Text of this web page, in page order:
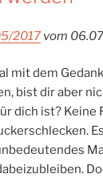
2017vom
mit dem
bist dir aber
dich ist? Keine